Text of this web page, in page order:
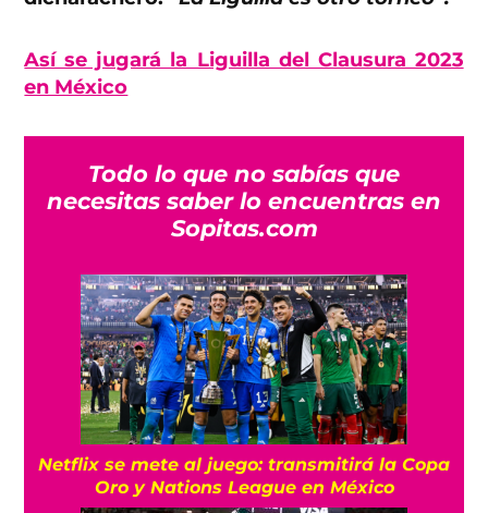
Así se jugará la Liguilla del Clausura 2023
en México
Todo lo que no sabías que
necesitas saber lo encuentras en
Sopitas.com
Netflix se mete al juego: transmitirá la Copa
Oro y Nations League en México